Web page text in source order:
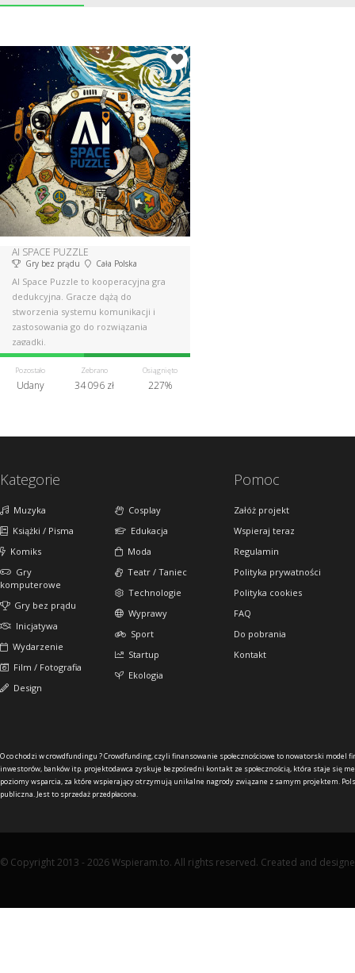
AI SPACE PUZZLE
Gry bez prądu Cała Polska
AI Space Puzzle to kooperacyjna gra
dedukcyjna. Gracze dążą do
stworzenia systemu komunikacji i
zastosowania go do rozwiązania
zagadki.
Pozostało
Udany
Zebrano
34 096 zł
Osiągnięto
227%
Kategorie
Muzyka
Książki / Pisma
Komiks
Gry
komputerowe
Gry bez prądu
Inicjatywa
Wydarzenie
Film / Fotografia
Design
Cosplay
Edukacja
Moda
Teatr / Taniec
Technologie
Wyprawy
Sport
Startup
Ekologia
Pomoc
Załóż projekt
Wspieraj teraz
Regulamin
Polityka prywatności
Polityka cookies
FAQ
Do pobrania
Kontakt
O co chodzi w crowdfundingu ?Crowdfunding, czyli finansowanie społecznościowe to nowatorski model
inwestorów, banków itp. projektodawca zyskuje bezpośredni kontakt ze społecznością, która staje się
poziomy wsparcia, za które wspierający otrzymują unikalne nagrody związane z samym projektem.
publiczna. Jest to sprzedaż przedpłacona.
© Copyright 2013 - 2026 Wspieram.to. All rights reserved. Created and